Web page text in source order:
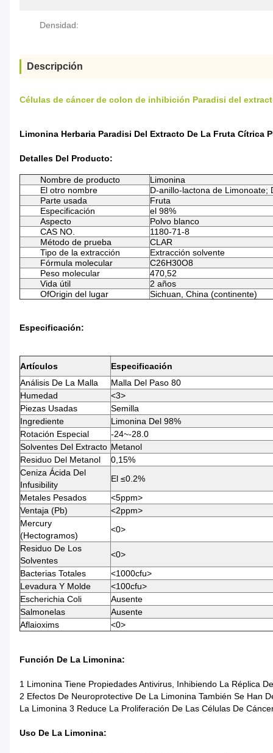
Densidad:
Descripción
Células de cáncer de colon de inhibición Paradisi del
Limonina Herbaria Paradisi Del Extracto De La Fruta Cítrica
Detalles Del Producto:
Nombre de producto
Limonina
El otro nombre
D-anillo-lactona de Limonoate;
Parte usada
Fruta
Especificación
el 98%
Aspecto
Polvo blanco
CAS NO.
1180-71-8
Método de prueba
CLAR
Tipo de la extracción
Extracción solvente
Fórmula molecular
C26H30O8
Peso molecular
470,52
Vida útil
2 años
OfOrigin del lugar
Sichuan, China (continente)
Especificación:
Artículos
Especificación
Análisis De La Malla
Malla Del Paso 80
Humedad
<3>
Piezas Usadas
Semilla
Ingrediente
Limonina Del 98%
Rotación Especial
-24~-28.0
Solventes Del Extracto Metanol
Residuo Del Metanol
0,15%
Ceniza Ácida Del
Infusibility
El ≤0.2%
Metales Pesados
<5ppm>
Ventaja (Pb)
<2ppm>
Mercury
(hectogramos)
<0>
Residuo De Los
Solventes
<0>
Bacterias Totales
<1000cfu>
Levadura Y Molde
<100cfu>
Escherichia Coli
Ausente
Salmonelas
Ausente
Aflaioxims
<0>
Función De La Limonina:
1 Limonina Tiene Propiedades Antivirus, Inhibiendo La Réplica
2 Efectos De Neuroprotective De La Limonina También Se Han
La Limonina 3 Reduce La Proliferación De Las Células De
Uso De La Limonina: